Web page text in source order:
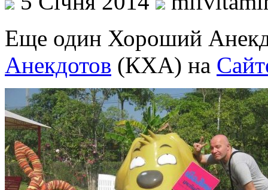
Еще один Хороший
Анекдотов (КХА) на